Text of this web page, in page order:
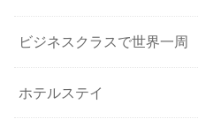
ビジネスクラスで世界一周
ホテルステイ